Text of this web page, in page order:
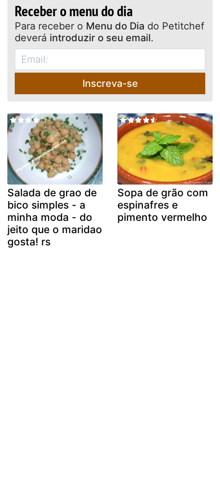
Receber o menu do dia
Para receber o Menu do Dia do Petitchef
deverá introduzir o seu email.
Inscreva-se
Salada de grao de
bico simples - a
minha moda - do
jeito que o maridao
gosta! rs
Sopa de grão com
espinafres e
pimento vermelho